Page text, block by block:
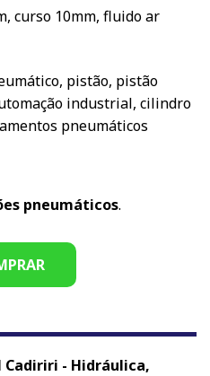
curso 10mm, fluido ar
pistão, pistão
industrial, cilindro
pneumáticos
pneumáticos.
- Hidráulica,